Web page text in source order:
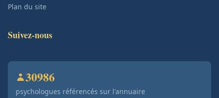
Plan du site
Suivez-nous
30986
psychologues référencés sur l'annuaire